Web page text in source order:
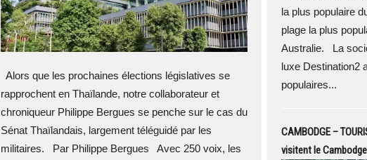
Alors que les prochaines élections législatives se
rapprochent en Thaïlande, notre collaborateur et
chroniqueur Philippe Bergues se penche sur le cas du
Sénat Thaïlandais, largement téléguidé par les
militaires. Par Philippe Bergues Avec 250 voix, les
la plus populaire
plage la plus
Australie. La
luxe Destination2
populaires...
CAMBODGE –
visitent le